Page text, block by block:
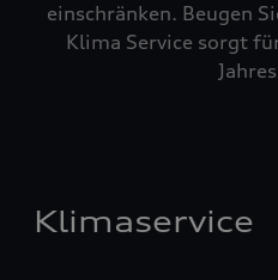
einschränken. Beugen
Klima Service sorgt
Klimaservice